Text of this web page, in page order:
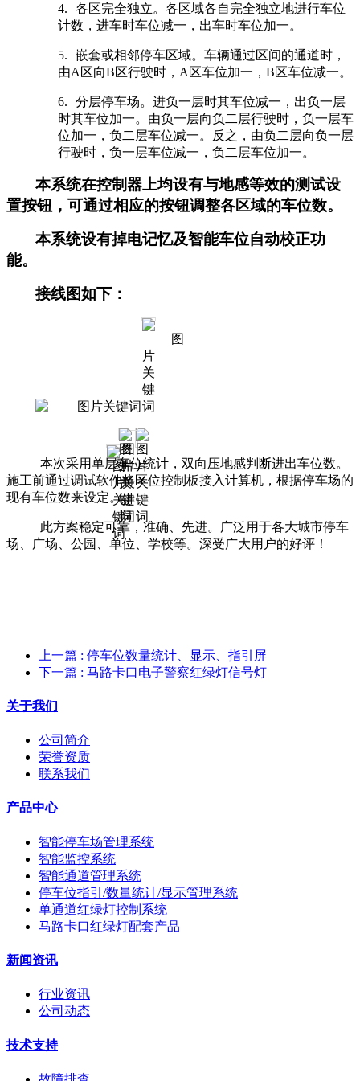
4.
各区完全独立。各区域各自完全独立地进行车位
计数，进车时车位减一，出车时车位加一。
5.
嵌套或相邻停车区域。车辆通过区间的通道时，
由A区向B区行驶时，A区车位加一，B区车位减一。
6.
分层停车场。进负一层时其车位减一，出负一层
时其车位加一。由负一层向负二层行驶时，负一层车
位加一，负二层车位减一。反之，由负二层向负一层
行驶时，负一层车位减一，负二层车位加一。
本系统在控制器上均设有与地感等效的测试设
置按钮，可通过相应的按钮调整各区域的车位数。
本系统设有掉电记忆及智能车位自动校正功
能。
接线图如下：
本次采用单层车位统计，双向压地感判断进出车位数。
施工前通过调试软件将区位控制板接入计算机，根据停车场的
现有车位数来设定。
此方案稳定可靠，准确、先进。广泛用于各大城市停车
场、广场、公园、单位、学校等。深受广大用户的好评！
上一篇 : 停车位数量统计、显示、指引屏
下一篇 : 马路卡口电子警察红绿灯信号灯
关于我们
公司简介
荣誉资质
联系我们
产品中心
智能停车场管理系统
智能监控系统
智能通道管理系统
停车位指引/数量统计/显示管理系统
单通道红绿灯控制系统
马路卡口红绿灯配套产品
新闻资讯
行业资讯
公司动态
技术支持